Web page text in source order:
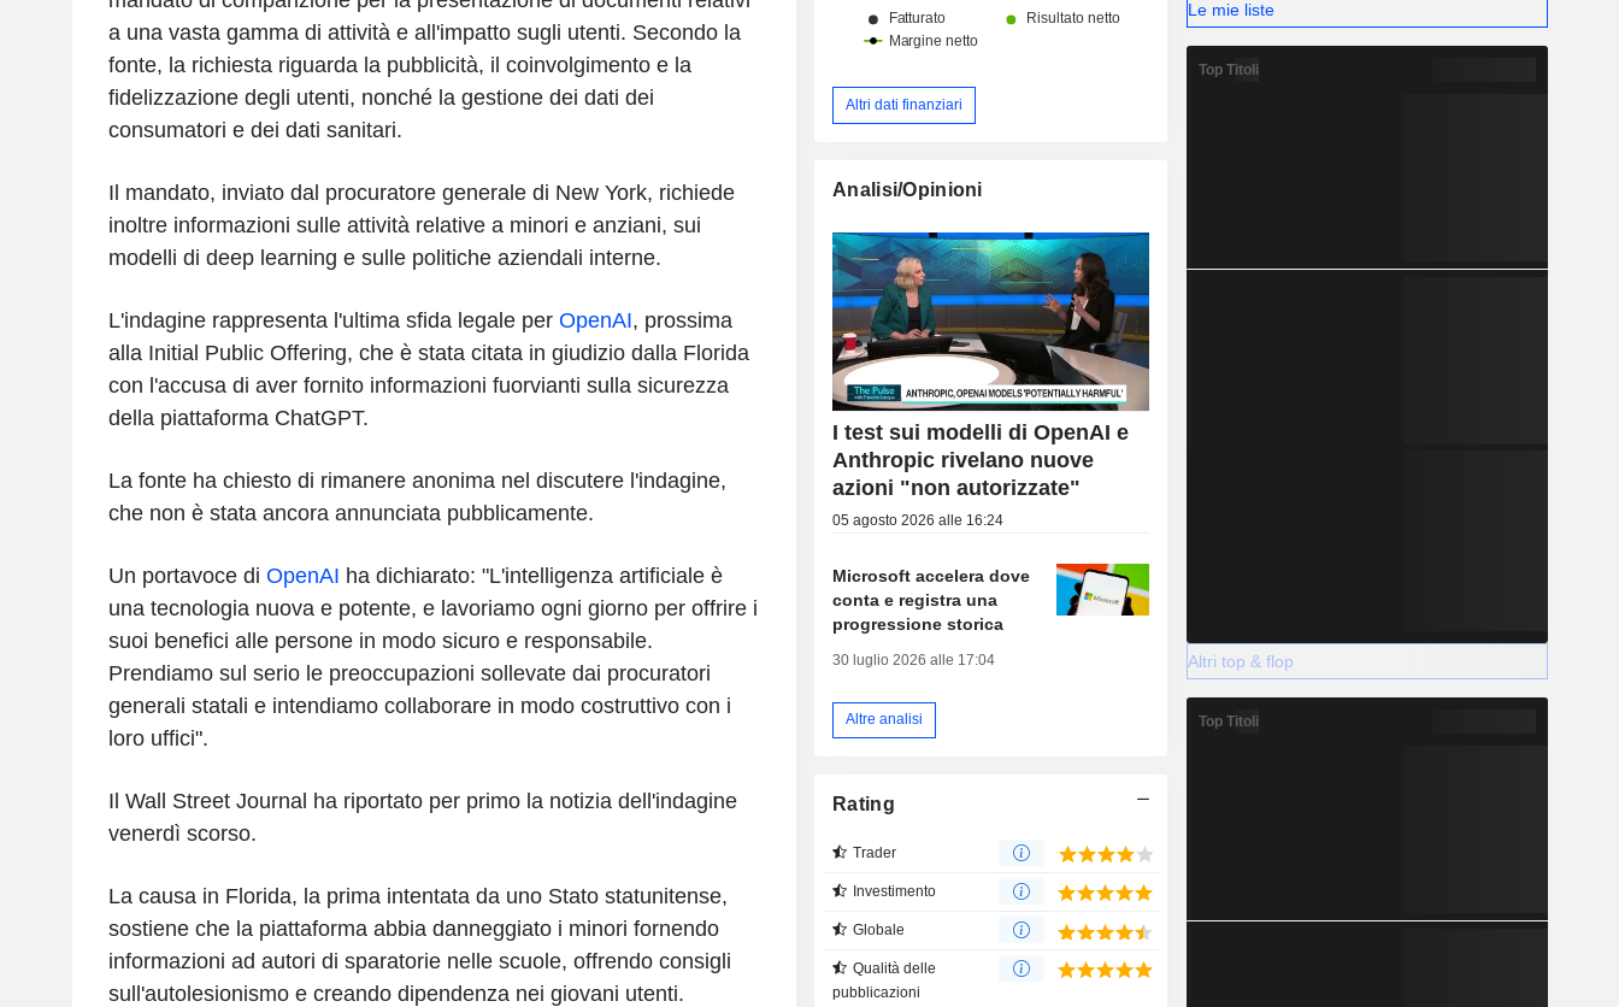
a una vasta gamma di attività e all'impatto sugli utenti. Secondo la
fonte, la richiesta riguarda la pubblicità, il coinvolgimento e la
fidelizzazione degli utenti, nonché la gestione dei dati dei
consumatori e dei dati sanitari.
Il mandato, inviato dal procuratore generale di New York, richiede
inoltre informazioni sulle attività relative a minori e anziani, sui
modelli di deep learning e sulle politiche aziendali interne.
L'indagine rappresenta l'ultima sfida legale per OpenAI, prossima
alla Initial Public Offering, che è stata citata in giudizio dalla Florida
con l'accusa di aver fornito informazioni fuorvianti sulla sicurezza
della piattaforma ChatGPT.
La fonte ha chiesto di rimanere anonima nel discutere l'indagine,
che non è stata ancora annunciata pubblicamente.
Un portavoce di OpenAI ha dichiarato: "L'intelligenza artificiale è
una tecnologia nuova e potente, e lavoriamo ogni giorno per offrire i
suoi benefici alle persone in modo sicuro e responsabile.
Prendiamo sul serio le preoccupazioni sollevate dai procuratori
generali statali e intendiamo collaborare in modo costruttivo con i
loro uffici".
Il Wall Street Journal ha riportato per primo la notizia dell'indagine
venerdì scorso.
La causa in Florida, la prima intentata da uno Stato statunitense,
sostiene che la piattaforma abbia danneggiato i minori fornendo
informazioni ad autori di sparatorie nelle scuole, offrendo consigli
sull'autolesionismo e creando dipendenza nei giovani utenti.
Altri dati finanziari
Analisi/Opinioni
I test sui modelli di OpenAI e
Anthropic rivelano nuove
azioni "non autorizzate"
05 agosto 2026 alle 16:24
Microsoft accelera dove
conta e registra una
progressione storica
30 luglio 2026 alle 17:04
Altre analisi
Rating
Trader
Investimento
Globale
Qualità delle
pubblicazioni
Le mie liste
Top Titoli
Altri top & flop
Top Titoli